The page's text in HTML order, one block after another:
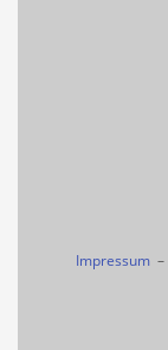
Impressum–